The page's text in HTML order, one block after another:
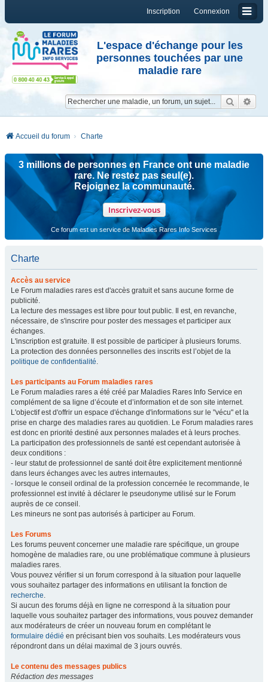
Connexion
Inscription
L'espace d'échange pour les
personnes touchées par une
maladie rare
Accueil du forum Charte
3 millions de personnes en France ont une maladie
rare. Ne restez pas seul(e).
Rejoignez la communauté.
Inscrivez-vous
Ce forum est un service de Maladies Rares Info Services
Charte
Accès au service
Le Forum maladies rares est d'accès gratuit et sans aucune forme de
publicité.
La lecture des messages est libre pour tout public. Il est, en revanche,
nécessaire, de s'inscrire pour poster des messages et participer aux
échanges.
L'inscription est gratuite. Il est possible de participer à plusieurs forums.
La protection des données personnelles des inscrits est l’objet de la
politique de confidentialité.
Les participants au Forum maladies rares
Le Forum maladies rares a été créé par Maladies Rares Info Service en
complément de sa ligne d’écoute et d’information et de son site internet.
L'objectif est d'offrir un espace d'échange d'informations sur le "vécu" et la
prise en charge des maladies rares au quotidien. Le Forum maladies rares
est donc en priorité destiné aux personnes malades et à leurs proches.
La participation des professionnels de santé est cependant autorisée à
deux conditions :
- leur statut de professionnel de santé doit être explicitement mentionné
dans leurs échanges avec les autres internautes,
- lorsque le conseil ordinal de la profession concernée le recommande, le
professionnel est invité à déclarer le pseudonyme utilisé sur le Forum
auprès de ce conseil.
Les mineurs ne sont pas autorisés à participer au Forum.
Les Forums
Les forums peuvent concerner une maladie rare spécifique, un groupe
homogène de maladies rare, ou une problématique commune à plusieurs
maladies rares.
Vous pouvez vérifier si un forum correspond à la situation pour laquelle
vous souhaitez partager des informations en utilisant la fonction de
recherche.
Si aucun des forums déjà en ligne ne correspond à la situation pour
laquelle vous souhaitez partager des informations, vous pouvez demander
aux modérateurs de créer un nouveau forum en complétant le
formulaire dédié en précisant bien vos souhaits. Les modérateurs vous
répondront dans un délai maximal de 3 jours ouvrés.
Le contenu des messages publics
Rédaction des messages